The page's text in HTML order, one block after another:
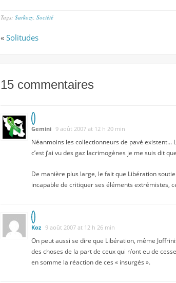
Tags: Sarkozy, Société
« Solitudes
15 commentaires
Gemini 9 août 2007 at 12 h 20 min
Néanmoins les collectionneurs de pavé existent…
c’est j’ai vu des gaz lacrimogènes je me suis dit
De manière plus large, le fait que Libération
incapable de critiquer ses éléments extrémistes,
Koz 9 août 2007 at 12 h 26 min
On peut aussi se dire que Libération, même
des choses de la part de ceux qui n’ont eu de
en somme la réaction de ces « insurgés ».